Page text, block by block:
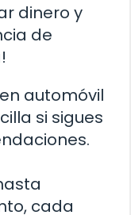
dinero y
de
automóvil
si sigues
cada